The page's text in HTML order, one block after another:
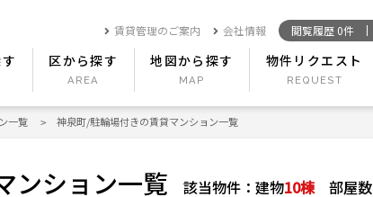
賃貸管理のご案内 会社情報 閲覧履歴 0件
区から探す 地図から探す 物件リクエスト
一覧 神泉町/駐輪場付きの賃貸マンション一覧
ンション一覧 該当物件： 建物10棟部屋数